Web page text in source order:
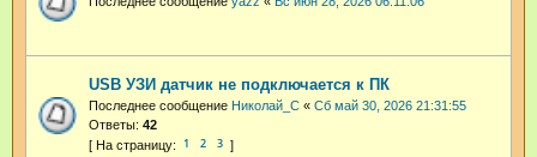
USB УЗИ датчик не подключается к ПК
Последнее сообщение Николай_С « Сб май 30, 2026 21:31:55
Ответы: 42
1 2 3